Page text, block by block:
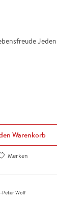
Jeden
Warenkorb
Merken
Peter Wolf